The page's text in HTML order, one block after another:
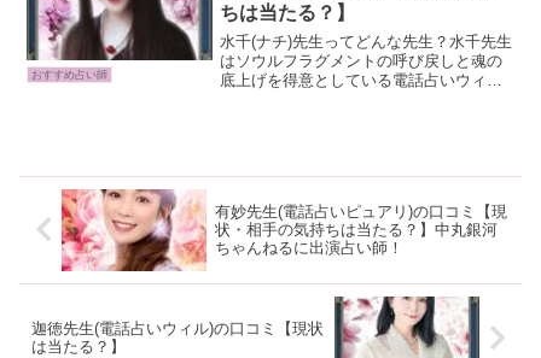
おすすめ占い師
ちは当たる？】
水千(ナチ)先生ってどんな先生？水千先生
はソウルフラグメントの呼び戻しと魂の
底上げを得意としている電話占いウィル
有妙先生(電話占いピュアリ)の口コミ【現
状・相手の気持ちは当たる？】中丸銀河
ちゃんねるに出演占い師！
迦徳先生(電話占いウィル)の口コミ【現状
は当たる？】